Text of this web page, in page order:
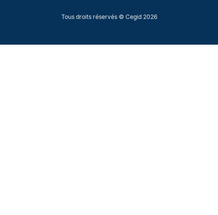
Tous droits réservés © Cegid 2026